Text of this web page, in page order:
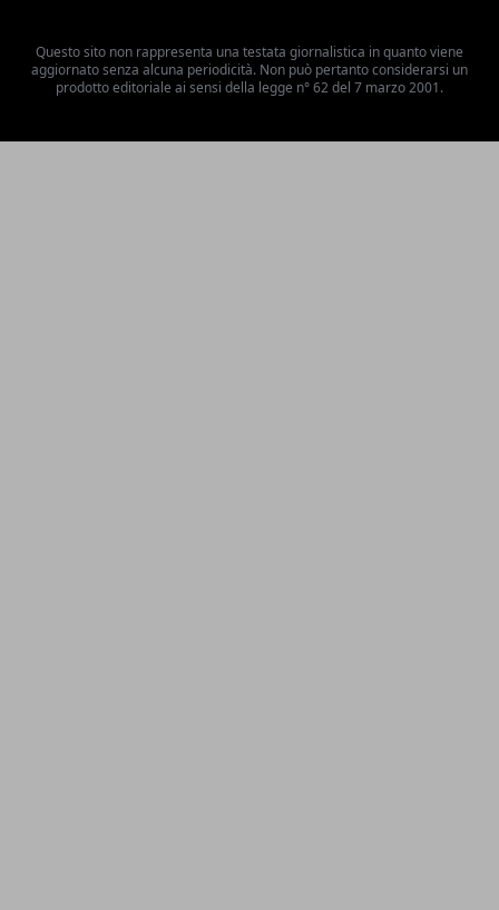
Questo sito non rappresenta una testata giornalistica in quanto viene
aggiornato senza alcuna periodicità. Non può pertanto considerarsi un
prodotto editoriale ai sensi della legge n° 62 del 7 marzo 2001.